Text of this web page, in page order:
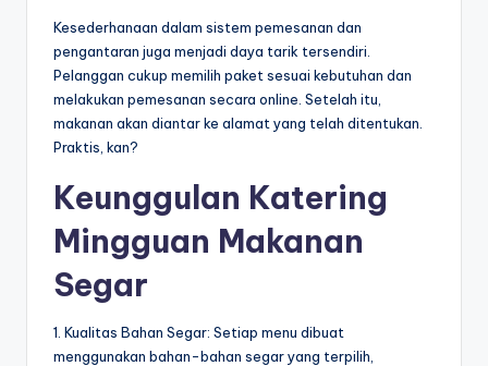
Kesederhanaan dalam sistem pemesanan dan
pengantaran juga menjadi daya tarik tersendiri.
Pelanggan cukup memilih paket sesuai kebutuhan dan
melakukan pemesanan secara online. Setelah itu,
makanan akan diantar ke alamat yang telah ditentukan.
Praktis, kan?
Keunggulan Katering
Mingguan Makanan
Segar
1. Kualitas Bahan Segar: Setiap menu dibuat
menggunakan bahan-bahan segar yang terpilih,